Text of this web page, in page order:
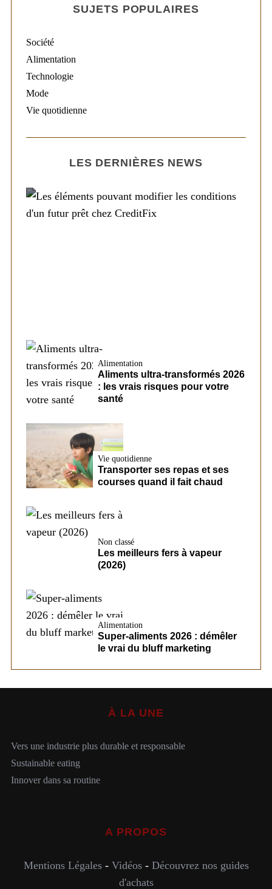
SUJETS POPULAIRES
Société
Alimentation
Technologie
Mode
Vie quotidienne
LES DERNIÈRES NEWS
Alimentation
Aliments ultra-transformés 2026
: les vrais risques pour votre
santé
Vie quotidienne
Transporter ses repas et ses
courses quand il fait chaud
Non classé
Les meilleurs fers à vapeur
(2026)
Alimentation
Super-aliments 2026 : démêler
le vrai du bluff marketing
À LA UNE
Vers une industrie plus durable et responsable
Sustainable eating
Innover dans sa routine
A PROPOS
Mentions Légales- Vidéos- Découvrez nos guides
d'achats